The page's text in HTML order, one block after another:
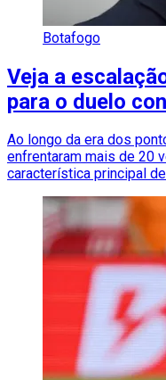
Botafogo
Veja a
para o duelo
Ao longo da era dos
enfrentaram mais de 20
característica principal